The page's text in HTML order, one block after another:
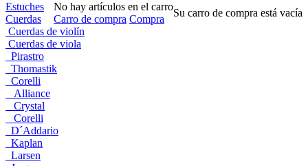
No hay artículos en el carro
Carro de compra Compra
Su carro de compra está vacía
Estuches
Cuerdas
Cuerdas de violín
Cuerdas de viola
Pirastro
Thomastik
Corelli
Alliance
Crystal
Corelli
D´Addario
Kaplan
Larsen